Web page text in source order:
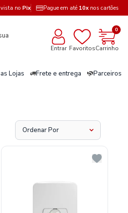
no Pix Pague em até 10x nos cartões
Entrar Favoritos
0
Carrinho
Lojas Frete e entrega Parceiros